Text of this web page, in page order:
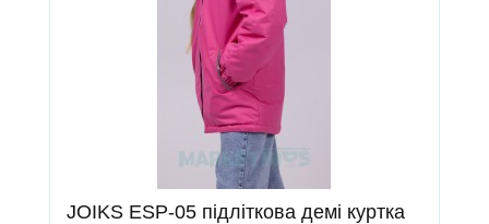
JOIKS ESP-05 підліткова демі куртка